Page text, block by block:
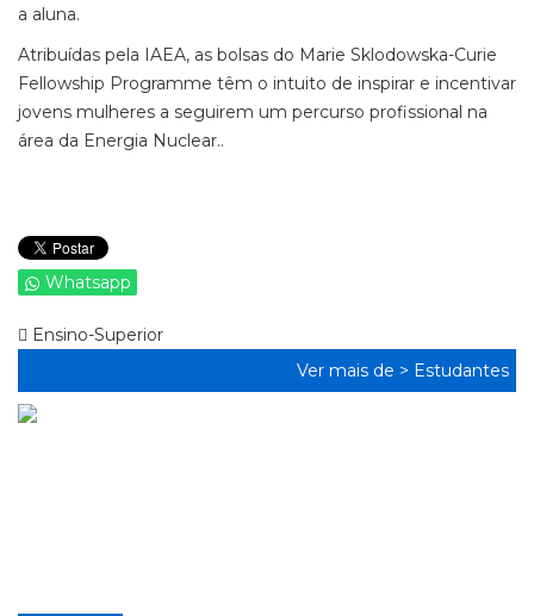
a aluna.
Atribuídas pela IAEA, as bolsas do Marie Sklodowska-Curie
Fellowship Programme têm o intuito de inspirar e incentivar
jovens mulheres a seguirem um percurso profissional na
área da Energia Nuclear..
Whatsapp
Ensino-Superior
Ver mais de > Estudantes